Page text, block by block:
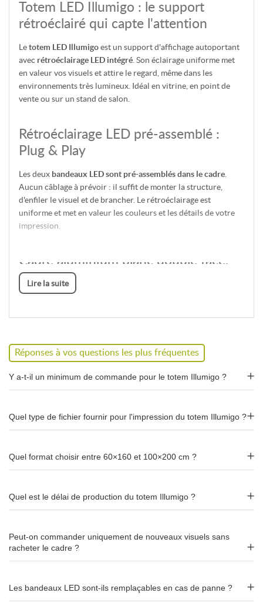
Totem LED Illumigo : le support
rétroéclairé qui capte l'attention
Letotem LED Illumigoest un support d'affichage autoportant
avec rétroéclairage LED intégré. Son éclairage uniforme met
en valeur vos visuels et attire le regard, même dans les
environnements très lumineux. Idéal en vitrine, en point de
vente ou sur un stand de salon.
Rétroéclairage LED pré-assemblé :
Plug & Play
Les deux bandeaux LED sont pré-assemblés dans le cadre
Aucun câblage à prévoir : il suffit de monter la structure,
d'enfiler le visuel et de brancher. Le rétroéclairage est
uniforme et met en valeur les couleurs et les détails de votre
impression.
Cadre aluminium blanc double face,
épaisseur 100 mm
numérotationet un bouton poussoir.
Impression recto ou recto/verso
recto/verso
. Si vous optez pour un visuel recto seul, une
toile
Le totem Illumigo se décline en 2 formats :
point de vente.
100 × 200 cm: grand format, visibilité maximale
Lire la suite
Réponses à vos questions les plus fréquentes
Y a-t-il un minimum de commande pour le totem Illumigo ?
Quel type de fichier fournir pour l'impression du totem Illumigo ?
Quel format choisir entre 60×160 et 100×200 cm ?
Quel est le délai de production du totem Illumigo ?
Peut-on commander uniquement de nouveaux visuels sans
racheter le cadre ?
Les bandeaux LED sont-ils remplaçables en cas de panne ?